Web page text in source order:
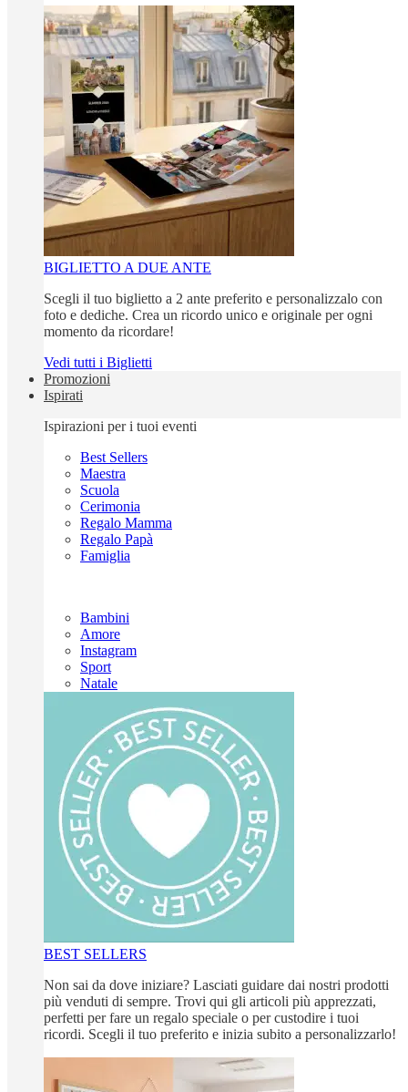
BIGLIETTO A DUE ANTE
Scegli il tuo biglietto a 2 ante preferito e personalizzalo con
foto e dediche. Crea un ricordo unico e originale per ogni
momento da ricordare!
Vedi tutti i Biglietti
Promozioni
Ispirati
Ispirazioni per i tuoi eventi
Best Sellers
Maestra
Scuola
Cerimonia
Regalo Mamma
Regalo Papà
Famiglia
Bambini
Amore
Instagram
Sport
Natale
BEST SELLERS
Non sai da dove iniziare? Lasciati guidare dai nostri prodotti
più venduti di sempre. Trovi qui gli articoli più apprezzati,
perfetti per fare un regalo speciale o per custodire i tuoi
ricordi. Scegli il tuo preferito e inizia subito a personalizzarlo!